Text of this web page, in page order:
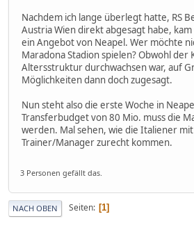
Nachdem ich lange überlegt hatte, RS
Austria Wien direkt abgesagt habe, kam
ein Angebot von Neapel. Wer möchte
Maradona Stadion spielen? Obwohl der
Altersstruktur durchwachsen war, auf
Möglichkeiten dann doch zugesagt.
Nun steht also die erste Woche in
Transferbudget von 80 Mio. muss die
werden. Mal sehen, wie die Italiener
Trainer/Manager zurecht kommen.
3 Personen gefällt das.
NACH OBEN Seiten 1